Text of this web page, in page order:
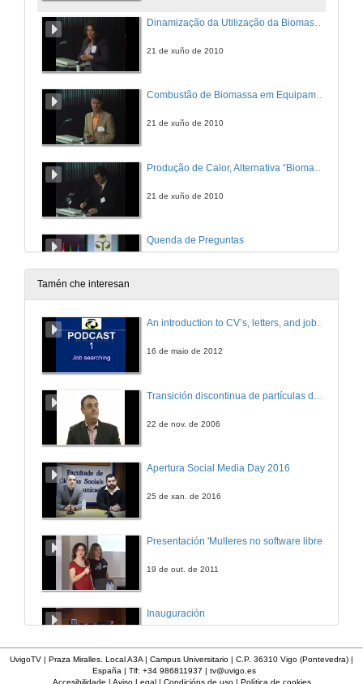
21 de xuño de 2010
Combustão de Biomassa em Equipamentos de Baixa Potência
21 de xuño de 2010
21 de xuño de 2010
Quenda de Preguntas
21 de xuño de 2010
Tamén che interesan
An introduction to CV’s, letters, and job searching
16 de maio de 2012
22 de nov. de 2006
Apertura Social Media Day 2016
25 de xan. de 2016
Presentación 'Mulleres no software libre'
19 de out. de 2011
Inauguración
UvigoTV | Praza Miralles. Local A3A | Campus Universitario | C.P. 36310 Vigo (Pontevedra) |
España | Tlf: +34 986811937 | tv@uvigo.es
Accesibilidade | Aviso Legal| Condicións de uso| Política de cookies